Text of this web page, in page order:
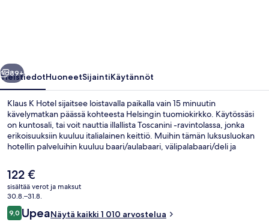
Seuraava
89+
YleistiedotHuoneetSijaintiKäytännöt
Klaus K Hotel sijaitsee loistavalla paikalla vain 15 minuutin
kävelymatkan päässä kohteesta Helsingin tuomiokirkko. Käytössäsi
on kuntosali, tai voit nauttia illallista Toscanini -ravintolassa, jonka
erikoisuuksiin kuuluu italialainen keittiö. Muihin tämän luksusluokan
hotellin palveluihin kuuluu baari/aulabaari, välipalabaari/deli ja
henkilökuntaa ja aamupalaa. Majoituspaikka sijaitsee lyhyen
kävelymatkan päässä julkisen liikenteen yhteyksistä: Erottajan
raitiovaunupysäkki, Helsinki sijaitsee vain muutaman askeleen päässä
ja Kolmikulman pysäkki sijaitsee 2 minuutin kävelymatkan päässä.
Nykyinen
hinta
on
122 €
122 €
sisältää verot ja maksut
30.8.–31.8.
Arvostelut
9,09,0 kautta 10.
UpeaNäytä kaikki 1 010 arvostelua